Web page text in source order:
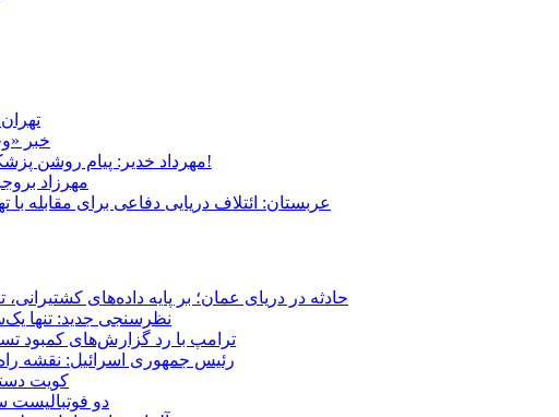
خبر
مهرداد خدیر: پیام روشن پزشکیان در گفت‌و‌گوی تصویری با مرد نامرئی: من هستم!
مهرزاد
عربستان: ائتلاف دریایی دفاعی برای مقابله
حادثه در دریای عمان؛ بر پایه داده‌های
نظرسنجی جدید: تنها
ترامپ با رد گزارش‌های کمبود
رئیس‌ جمهوری اسرائیل: نقشه
کویت
دو فوتبالیست